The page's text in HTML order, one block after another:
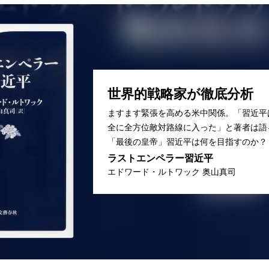
世界的戦略家が徹底分析
ますます緊張を高める米中関係。「習近
全に全方位敵対路線に入った」と著者は語
「最後の皇帝」習近平は何を目指すのか？
ラストエンペラー習近平
エドワード・ルトワック 奥山真司